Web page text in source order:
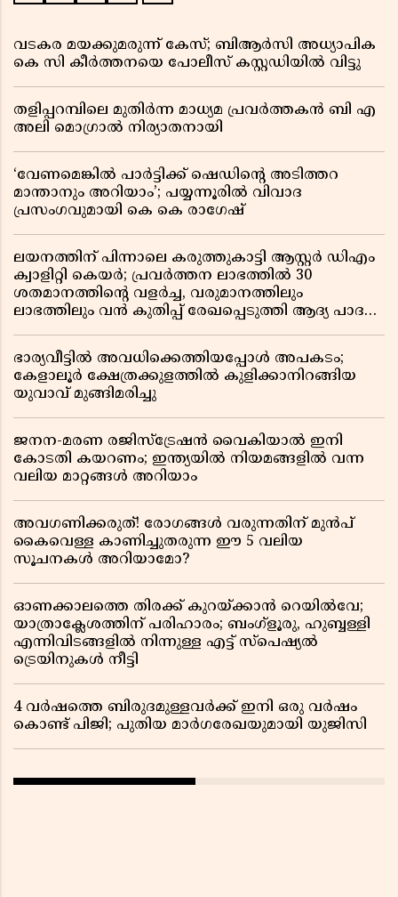
വടകര മയക്കുമരുന്ന് കേസ്; ബിആർസി അധ്യാപിക
കെ സി കീർത്തനയെ പോലീസ് കസ്റ്റഡിയിൽ വിട്ടു
തളിപ്പറമ്പിലെ മുതിർന്ന മാധ്യമ പ്രവർത്തകൻ ബി എ
അലി മൊഗ്രാൽ നിര്യാതനായി
‘വേണമെങ്കിൽ പാർട്ടിക്ക് ഷെഡിൻ്റെ അടിത്തറ
മാന്താനും അറിയാം’; പയ്യന്നൂരിൽ വിവാദ
പ്രസംഗവുമായി കെ കെ രാഗേഷ്
ലയനത്തിന് പിന്നാലെ കരുത്തുകാട്ടി ആസ്റ്റർ ഡിഎം
ക്വാളിറ്റി കെയർ; പ്രവർത്തന ലാഭത്തിൽ 30
ശതമാനത്തിൻ്റെ വളർച്ച, വരുമാനത്തിലും
ലാഭത്തിലും വൻ കുതിപ്പ് രേഖപ്പെടുത്തി ആദ്യ പാദ
ഭാര്യവീട്ടിൽ അവധിക്കെത്തിയപ്പോൾ അപകടം;
കേളാലൂർ ക്ഷേത്രക്കുളത്തിൽ കുളിക്കാനിറങ്ങിയ
യുവാവ് മുങ്ങിമരിച്ചു
ജനന-മരണ രജിസ്ട്രേഷൻ വൈകിയാൽ ഇനി
കോടതി കയറണം; ഇന്ത്യയിൽ നിയമങ്ങളിൽ വന്ന
വലിയ മാറ്റങ്ങൾ അറിയാം
അവഗണിക്കരുത്! രോഗങ്ങൾ വരുന്നതിന് മുൻപ്
കൈവെള്ള കാണിച്ചുതരുന്ന ഈ 5 വലിയ
സൂചനകൾ അറിയാമോ?
ഓണക്കാലത്തെ തിരക്ക് കുറയ്ക്കാൻ റെയിൽവേ;
യാത്രാക്ലേശത്തിന് പരിഹാരം; ബംഗ്ളൂരു, ഹുബ്ബള്ളി
എന്നിവിടങ്ങളിൽ നിന്നുള്ള എട്ട് സ്പെഷ്യൽ
ട്രെയിനുകൾ നീട്ടി
4 വർഷത്തെ ബിരുദമുള്ളവർക്ക് ഇനി ഒരു വർഷം
കൊണ്ട് പിജി; പുതിയ മാർഗരേഖയുമായി യുജിസി